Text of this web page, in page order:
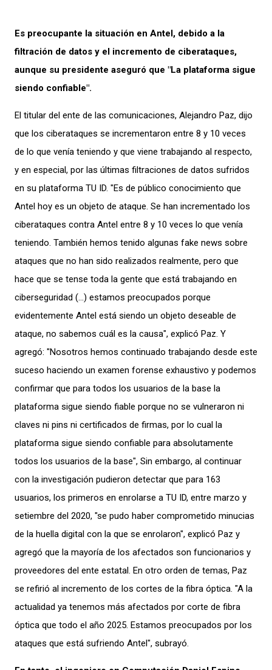
Es preocupante la situación en Antel, debido a la
filtración de datos y el incremento de ciberataques,
aunque su presidente aseguró que "La plataforma sigue
siendo confiable".
El titular del ente de las comunicaciones, Alejandro Paz, dijo
que los ciberataques se incrementaron entre 8 y 10 veces
de lo que venía teniendo y que viene trabajando al respecto,
y en especial, por las últimas filtraciones de datos sufridos
en su plataforma TU ID. "Es de público conocimiento que
Antel hoy es un objeto de ataque. Se han incrementado los
ciberataques contra Antel entre 8 y 10 veces lo que venía
teniendo. También hemos tenido algunas fake news sobre
ataques que no han sido realizados realmente, pero que
hace que se tense toda la gente que está trabajando en
ciberseguridad (…) estamos preocupados porque
evidentemente Antel está siendo un objeto deseable de
ataque, no sabemos cuál es la causa", explicó Paz. Y
agregó: "Nosotros hemos continuado trabajando desde este
suceso haciendo un examen forense exhaustivo y podemos
confirmar que para todos los usuarios de la base la
plataforma sigue siendo fiable porque no se vulneraron ni
claves ni pins ni certificados de firmas, por lo cual la
plataforma sigue siendo confiable para absolutamente
todos los usuarios de la base", Sin embargo, al continuar
con la investigación pudieron detectar que para 163
usuarios, los primeros en enrolarse a TU ID, entre marzo y
setiembre del 2020, "se pudo haber comprometido minucias
de la huella digital con la que se enrolaron", explicó Paz y
agregó que la mayoría de los afectados son funcionarios y
proveedores del ente estatal. En otro orden de temas, Paz
se refirió al incremento de los cortes de la fibra óptica. "A la
actualidad ya tenemos más afectados por corte de fibra
óptica que todo el año 2025. Estamos preocupados por los
ataques que está sufriendo Antel", subrayó.